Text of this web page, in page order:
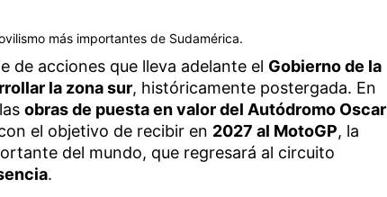
más importantes de Sudamérica.
de acciones que lleva adelante el Gobierno de la
la zona sur, históricamente postergada. En
obras de puesta en valor del Autódromo Oscar
el objetivo de recibir en 2027 al MotoGP, la
del mundo, que regresará al circuito
.